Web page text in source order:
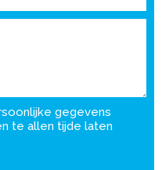
gegevens
te allen tijde laten